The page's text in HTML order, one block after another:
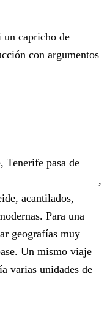
un capricho de
con argumentos
Tenerife pasa de
,
acantilados,
Para una
geografías muy
Un mismo viaje
varias unidades de